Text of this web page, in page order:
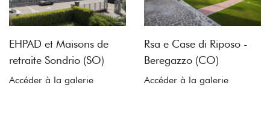
EHPAD et Maisons de
retraite Sondrio (SO)
Accéder à la galerie
Rsa e Case di Riposo -
Beregazzo (CO)
Accéder à la galerie